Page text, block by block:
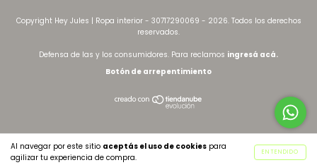
Al navegar por este sitio aceptás el uso de cookies para
agilizar tu experiencia de compra.
ENTENDIDO
Copyright Hey Jules | Ropa interior - 30717290069 - 2026. Todos los derechos
reservados.
Defensa de las y los consumidores. Para reclamos ingresá acá.
Botón de arrepentimiento